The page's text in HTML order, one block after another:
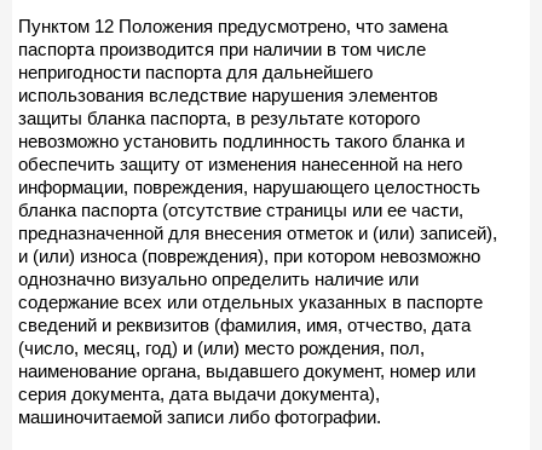
Пунктом 12 Положения предусмотрено, что замена
паспорта производится при наличии в том числе
непригодности паспорта для дальнейшего
использования вследствие нарушения элементов
защиты бланка паспорта, в результате которого
невозможно установить подлинность такого бланка и
обеспечить защиту от изменения нанесенной на него
информации, повреждения, нарушающего целостность
бланка паспорта (отсутствие страницы или ее части,
предназначенной для внесения отметок и (или) записей),
и (или) износа (повреждения), при котором невозможно
однозначно визуально определить наличие или
содержание всех или отдельных указанных в паспорте
сведений и реквизитов (фамилия, имя, отчество, дата
(число, месяц, год) и (или) место рождения, пол,
наименование органа, выдавшего документ, номер или
серия документа, дата выдачи документа),
машиночитаемой записи либо фотографии.